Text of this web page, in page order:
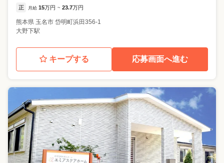
正 月給 15万円 ~ 23.7万円
熊本県 玉名市 岱明町浜田356-1
大野下駅
キープする 応募画面へ進む